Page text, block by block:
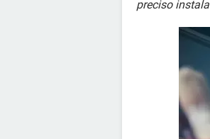
preciso